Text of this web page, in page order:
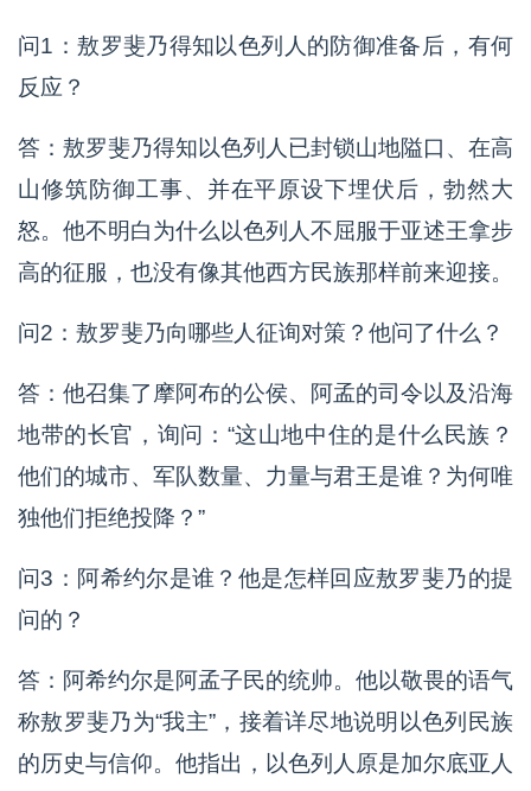
问1：敖罗斐乃得知以色列人的防御准备后，有何
反应？
答：敖罗斐乃得知以色列人已封锁山地隘口、在高
山修筑防御工事、并在平原设下埋伏后，勃然大
怒。他不明白为什么以色列人不屈服于亚述王拿步
高的征服，也没有像其他西方民族那样前来迎接。
问2：敖罗斐乃向哪些人征询对策？他问了什么？
答：他召集了摩阿布的公侯、阿孟的司令以及沿海
地带的长官，询问：“这山地中住的是什么民族？
他们的城市、军队数量、力量与君王是谁？为何唯
独他们拒绝投降？”
问3：阿希约尔是谁？他是怎样回应敖罗斐乃的提
问的？
答：阿希约尔是阿孟子民的统帅。他以敬畏的语气
称敖罗斐乃为“我主”，接着详尽地说明以色列民族
的历史与信仰。他指出，以色列人原是加尔底亚人